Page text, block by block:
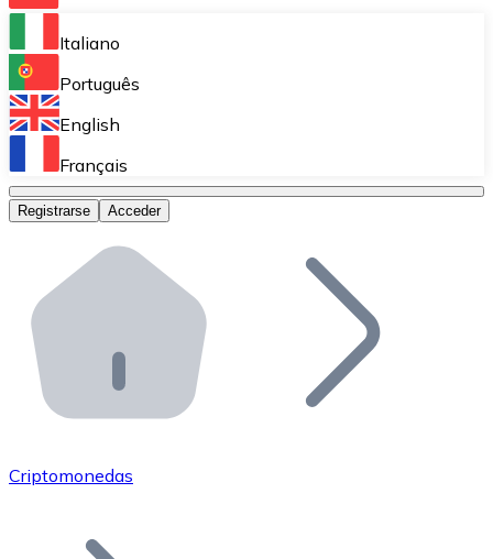
Bitnovo Ramp
Integra nuestra solución en tu plataforma.
Bitnovo Giftcards
Bitnovo OTC
Bitnovo ATM
Integra un ATM Bitnovo en tu negocio y permite que
Bitnovo API
Integra nuestra API en tu ecosistema.
Únete a nuestra red de distribuidores.
Añade tu proyecto a nuestro ecosistema.
Italiano
Português
English
Français
Registrarse Acceder
Criptomonedas